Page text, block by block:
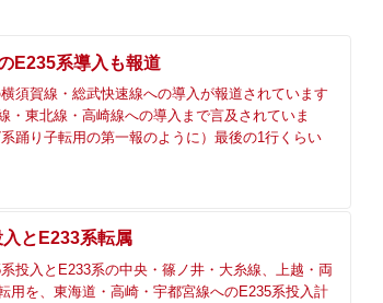
E235系導入も報道
須賀線・総武快速線への導入が報道されています
・東北線・高崎線への導入まで言及されていま
踊り子転用の第一報のように）最後の1行くらい
とE233系転属
投入とE233系の中央・篠ノ井・大糸線、上越・両
用を、東海道・高崎・宇都宮線へのE235系投入計